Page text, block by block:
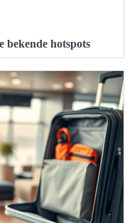
bekende hotspots